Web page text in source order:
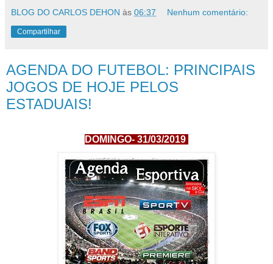
BLOG DO CARLOS DEHON às 06:37 Nenhum comentário:
Compartilhar
AGENDA DO FUTEBOL: PRINCIPAIS
JOGOS DE HOJE PELOS
ESTADUAIS!
DOMINGO- 31/03/2019